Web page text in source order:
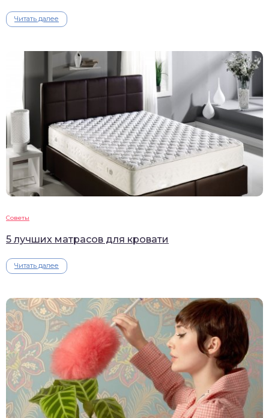
Читать далее
Советы
5 лучших матрасов для кровати
Читать далее